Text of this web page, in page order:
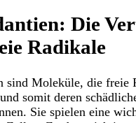
Die
Radikale
sind Moleküle, die freie
somit deren
Sie spielen eine